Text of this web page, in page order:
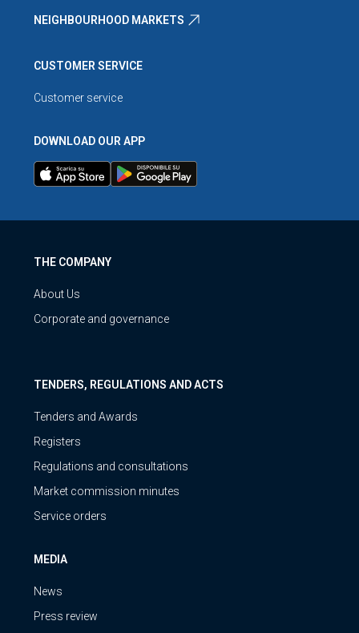
NEIGHBOURHOOD MARKETS
CUSTOMER SERVICE
Customer service
DOWNLOAD OUR APP
THE COMPANY
About Us
Corporate and governance
TENDERS, REGULATIONS AND ACTS
Tenders and Awards
Registers
Regulations and consultations
Market commission minutes
Service orders
MEDIA
News
Press review